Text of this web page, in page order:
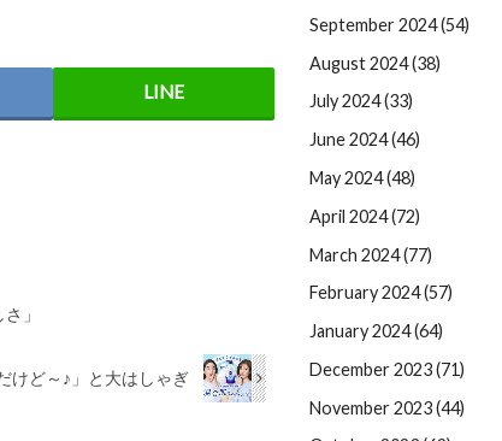
」
けど～♪」と大はしゃぎ
September 2024 (54)
August 2024 (38)
July 2024 (33)
June 2024 (46)
May 2024 (48)
April 2024 (72)
March 2024 (77)
February 2024 (57)
January 2024 (64)
December 2023 (71)
November 2023 (44)